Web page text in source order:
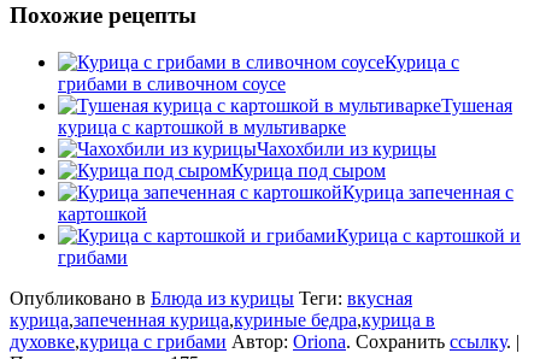
Похожие рецепты
Курица с
грибами в сливочном соусе
Тушеная
курица с картошкой в мультиварке
Чахохбили из курицы
Курица под сыром
Курица запеченная с
картошкой
Курица с картошкой и
грибами
Опубликовано в Блюда из курицы Теги: вкусная
курица,запеченная курица,куриные бедра,курица в
духовке,курица с грибами Автор: Oriona. Сохранить ссылку. |